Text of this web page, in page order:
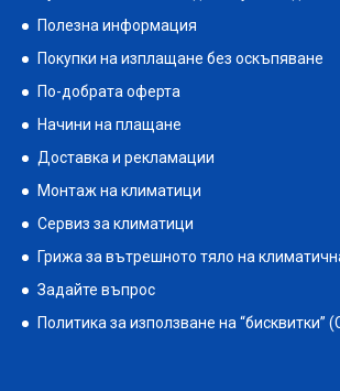
Полезна информация
Покупки на изплащане без оскъпяване
По-добрата оферта
Начини на плащане
Доставка и рекламации
Монтаж на климатици
Сервиз за климатици
Грижа за вътрешното тяло на
Задайте въпрос
Политика за използване на “бисквитки”